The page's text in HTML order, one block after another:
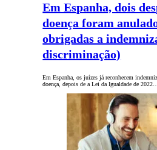
Em Espanha, dois
doença foram
obrigadas a
discriminação)
Em Espanha, os juízes já reconhecem
doença, depois de a Lei da Igualdade de